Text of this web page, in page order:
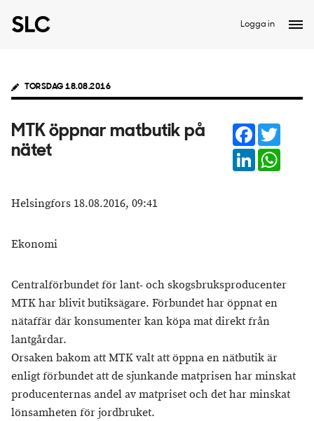
Logga in
TORSDAG 18.08.2016
MTK öppnar matbutik på
nätet
Facebook
LinkedIn
Helsingfors 18.08.2016, 09:41
Ekonomi
Centralförbundet för lant- och skogsbruksproducenter
MTK har blivit butiksägare. Förbundet har öppnat en
nätaffär där konsumenter kan köpa mat direkt från
lantgårdar.
Orsaken bakom att MTK valt att öppna en nätbutik är
enligt förbundet att de sjunkande matprisen har minskat
producenternas andel av matpriset och det har minskat
lönsamheten för jordbruket.